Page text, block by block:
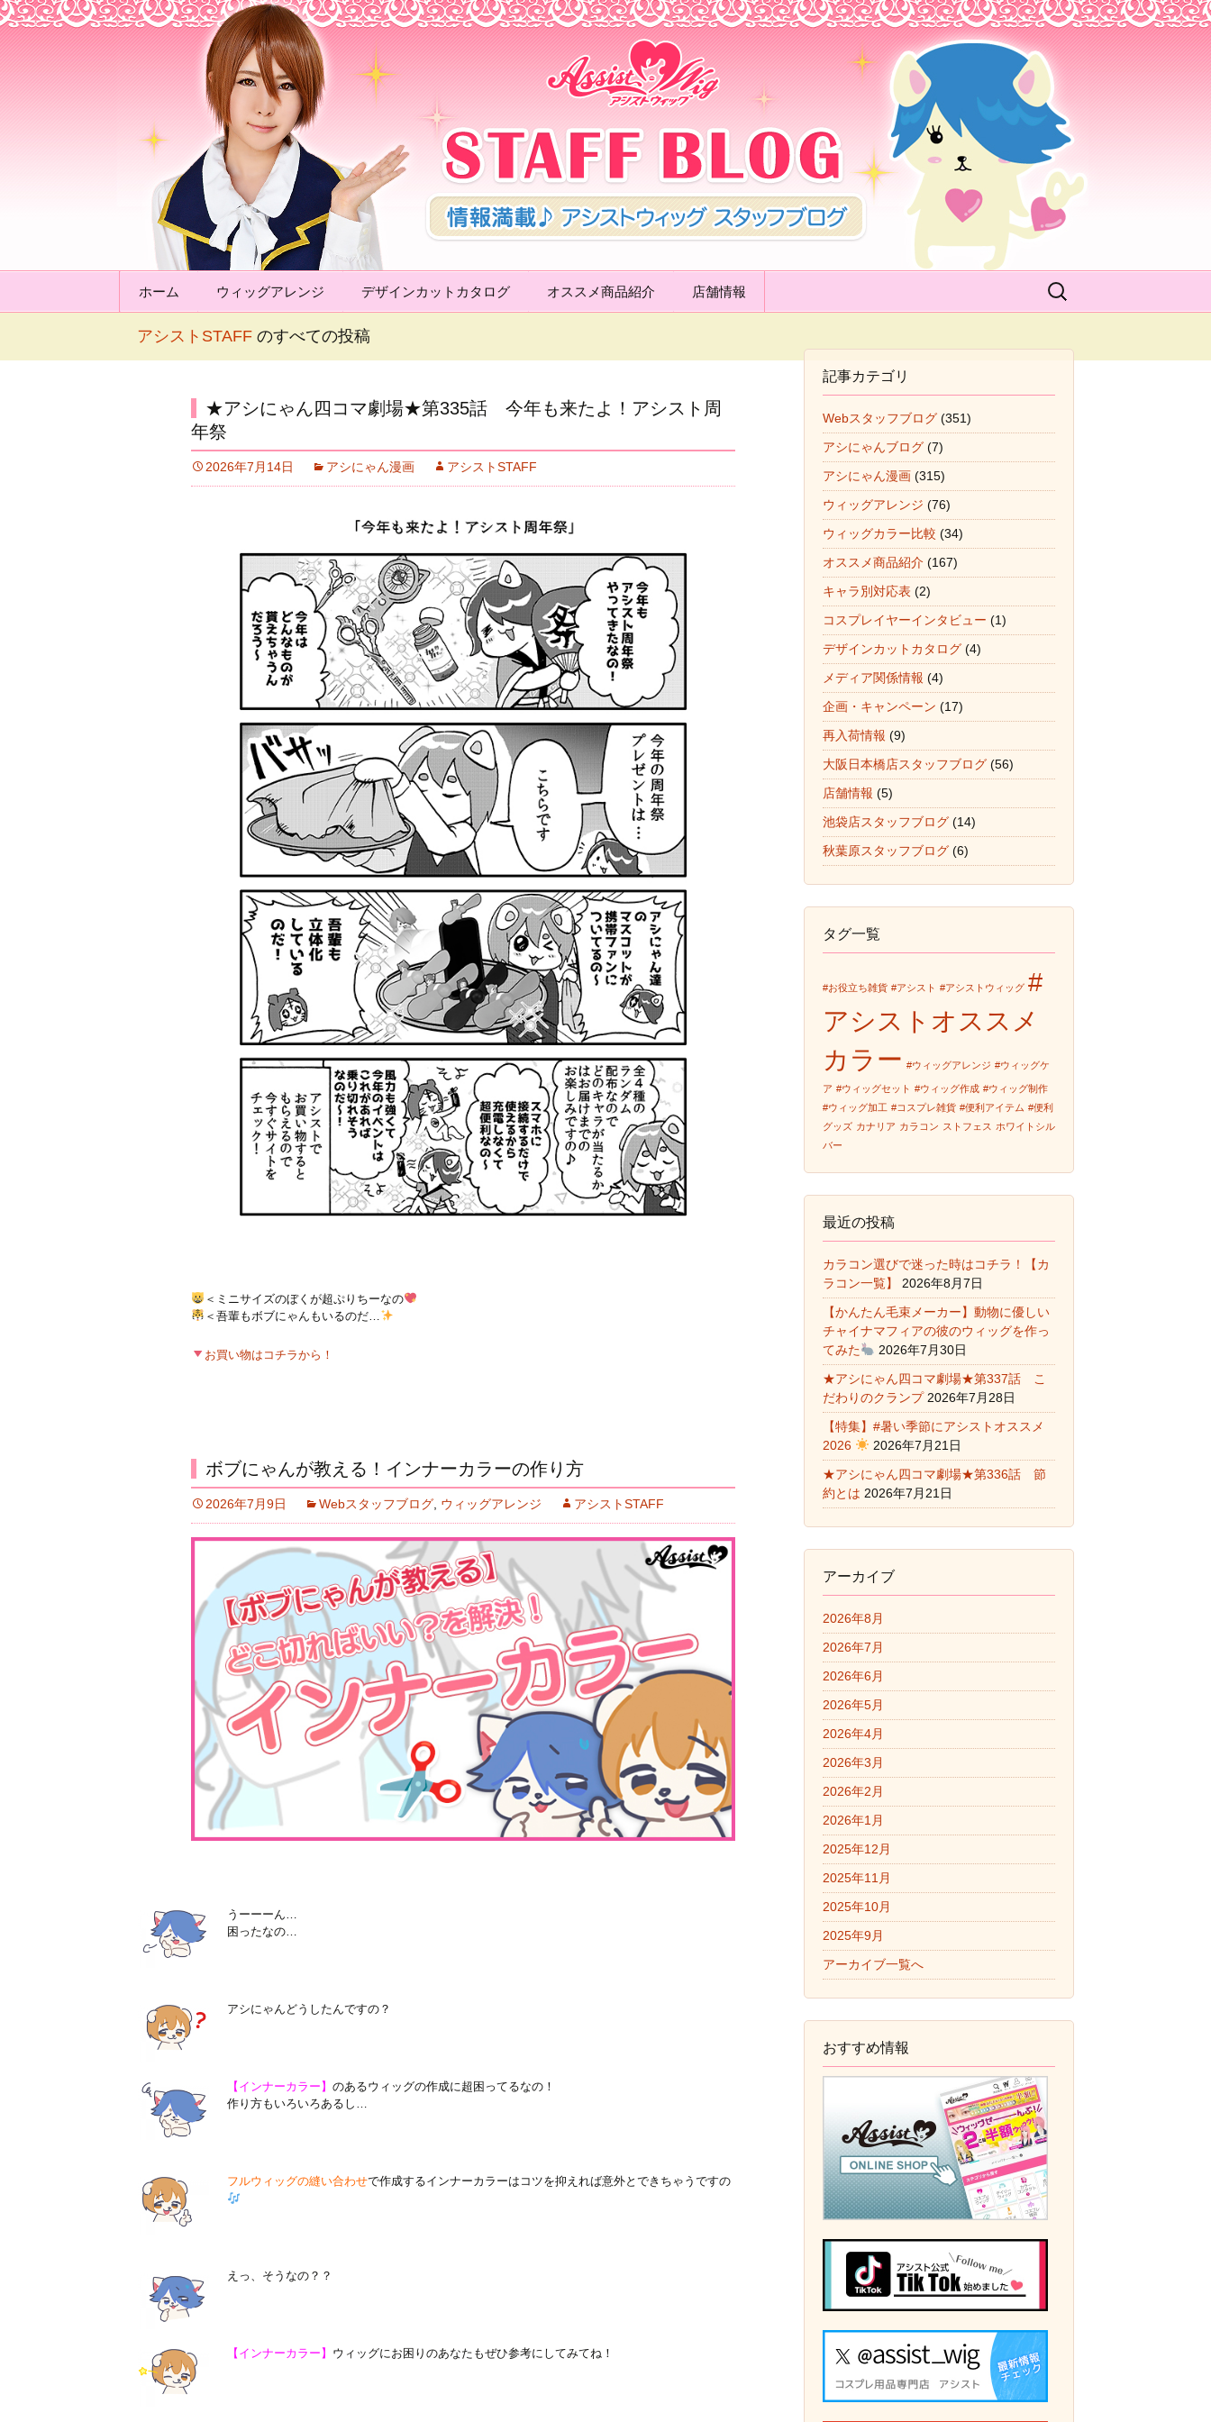
アシストウィッグ STAFF BLOG
ホーム ウィッグアレンジ デザインカットカタログ オススメ商品紹介 店舗情報
検
アシストSTAFF のすべての投稿
★アシにゃん四コマ劇場★第335話 今年も来たよ！アシスト周
年祭
2026年7月14日 アシにゃん漫画 アシストSTAFF
＜ミニサイズのぼくが超ぷりちーなの
＜吾輩もボブにゃんもいるのだ…
お買い物はコチラから！
ボブにゃんが教える！インナーカラーの作り方
2026年7月9日 Webスタッフブログ ウィッグアレンジ アシストSTAFF
うーーーん…
困ったなの…
アシにゃんどうしたんですの？
【インナーカラー】 のあるウィッグの作成に超困ってるなの！
作り方もいろいろあるし…
フルウィッグの縫い合わせで作成するインナーカラーはコツを抑えれば意外とできちゃうですの
えっ、そうなの？？
【インナーカラー】 ウィッグにお困りのあなたもぜひ参考にしてみてね！
記事カテゴリ
Webスタッフブログ (351)
アシにゃんブログ (7)
アシにゃん漫画 (315)
ウィッグアレンジ (76)
ウィッグカラー比較 (34)
オススメ商品紹介 (167)
キャラ別対応表 (2)
コスプレイヤーインタビュー (1)
デザインカットカタログ (4)
メディア関係情報 (4)
企画・キャンペーン (17)
再入荷情報 (9)
大阪日本橋店スタッフブログ (56)
店舗情報 (5)
池袋店スタッフブログ (14)
秋葉原スタッフブログ (6)
タグ一覧
#お役立ち雑貨 #アシスト #アシストウィッグ #
アシストオススメ
カラー #ウィッグアレンジ #ウィッグケ
ア #ウィッグセット #ウィッグ作成 #ウィッグ制作
#ウィッグ加工 #コスプレ雑貨 #便利アイテム #便利
グッズ カナリア カラコン ストフェス ホワイトシル
バー
最近の投稿
カラコン選びで迷った時はコチラ！【カ
ラコン一覧】
2026年8月7日
【かんたん毛束メーカー】動物に優しい
チャイナマフィアの彼のウィッグを作っ
てみた
2026年7月30日
★アシにゃん四コマ劇場★第337話 こ
だわりのクランプ 2026年7月28日
【特集】#暑い季節にアシストオススメ
2026
2026年7月21日
★アシにゃん四コマ劇場★第336話 節
約とは 2026年7月21日
アーカイブ
2026年8月
2026年7月
2026年6月
2026年5月
2026年4月
2026年3月
2026年2月
2026年1月
2025年12月
2025年11月
2025年10月
2025年9月
アーカイブ一覧へ
おすすめ情報